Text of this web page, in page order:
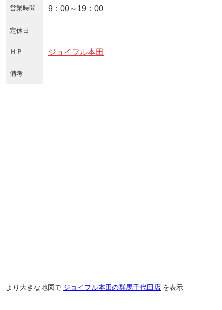
営業時間 9：00～19：00
定休日
ＨＰ ジョイフル本田
備考
より大きな地図で ジョイフル本田の群馬千代田店 を表示